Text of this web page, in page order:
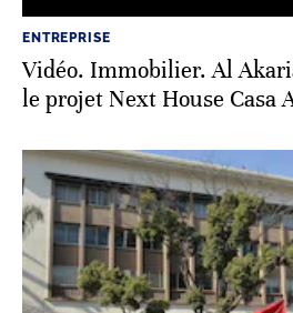
ENTREPRISE
Vidéo. Immobilier. Al
le projet Next House Casa